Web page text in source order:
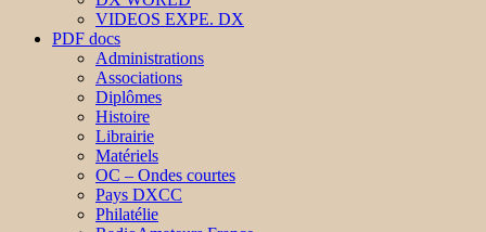
VIDEOS EXPE. DX
PDF docs
Administrations
Associations
Diplômes
Histoire
Librairie
Matériels
OC – Ondes courtes
Pays DXCC
Philatélie